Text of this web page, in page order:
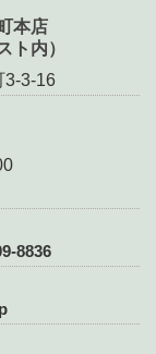
本店
ト内）
3-16
8836